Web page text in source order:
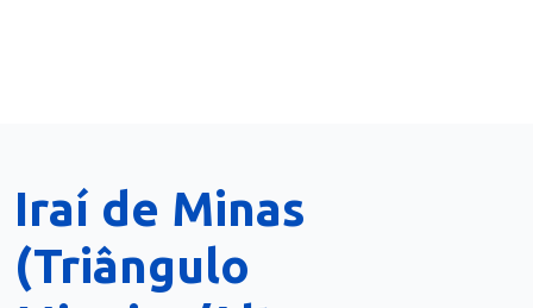
Iraí de Minas
(Triângulo